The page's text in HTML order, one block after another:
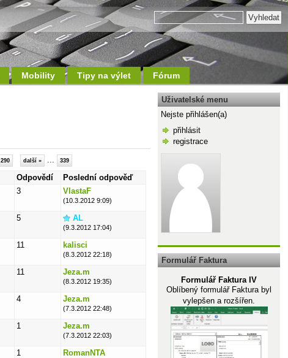
Mobility Tipy na výlet Fórum
290 další » ... 339
Odpovědí
Poslední odpověď
3 VlastaF
(10.3.2012 9:09)
5 AL
(9.3.2012 17:04)
11 kalisci
(8.3.2012 22:18)
11 Jeza.m
(8.3.2012 19:35)
4 Jeza.m
(7.3.2012 22:48)
1 Jeza.m
(7.3.2012 22:03)
1 RomanNTA
Uživatelské menu
Nejste přihlášen(a)
přihlásit
registrace
Formulář Faktura
Formulář Faktura IV
Oblíbený formulář Faktura byl
vylepšen a rozšířen.